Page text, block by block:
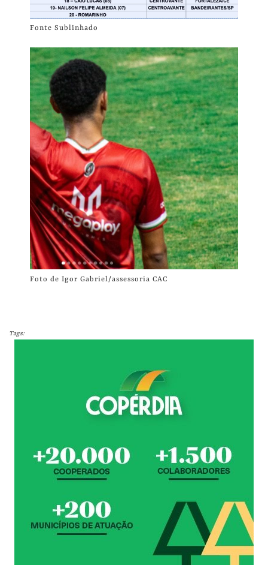
Fonte Sublinhado
Foto de Igor Gabriel/assessoria CAC
Tags: